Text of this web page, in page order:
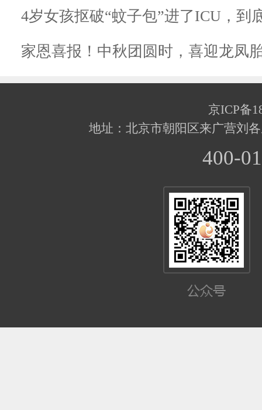
家恩喜报！中秋团圆时，喜迎龙凤
京ICP备
地址：北京市朝阳区来广营刘
400-